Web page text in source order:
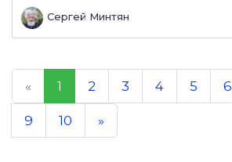
Сергей Минтян
« 1 2 3 4 5 6
9 10 »